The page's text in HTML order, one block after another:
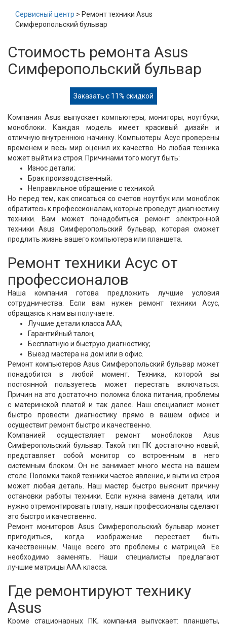
Сервисный центр > Ремонт техники Asus
Симферопольский бульвар
Стоимость ремонта Asus
Симферопольский бульвар
Заказать с 11% скидкой
Компания Asus выпускает компьютеры, мониторы, ноутбуки,
моноблоки. Каждая модель имеет красивый дизайн и
отличную внутреннюю начинку. Компьютеры Асус проверены
временем и весь мир оценил их качество. Но любая техника
может выйти из строя. Причинами того могут быть:
Износ детали;
Брак производственный;
Неправильное обращение с техникой.
Но перед тем, как списаться со счетов ноутбук или моноблок
обратитесь к профессионалам, которые проведут диагностику
техники. Вам может понадобиться ремонт электронной
техники Asus Симферопольский бульвар, которая сможет
продлить жизнь вашего компьютера или планшета.
Ремонт техники Асус от
профессионалов
Наша компания готова предложить лучшие условия
сотрудничества. Если вам нужен ремонт техники Асус,
обращаясь к нам вы получаете:
Лучшие детали класса ААА;
Гарантийный талон;
Бесплатную и быструю диагностику;
Выезд мастера на дом или в офис.
Ремонт компьютеров Asus Симферопольский бульвар может
понадобится в любой момент. Техника, которой вы
постоянной пользуетесь может перестать включаться.
Причин на это достаточно: поломка блока питания, проблемы
с материнской платой и так далее. Наш специалист может
быстро провести диагностику прямо в вашем офисе и
осуществит ремонт быстро и качественно.
Компанией осуществляет ремонт моноблоков Asus
Симферопольский бульвар. Такой тип ПК достаточно новый,
представляет собой монитор со встроенным в него
системным блоком. Он не занимает много места на вашем
столе. Поломки такой техники частое явление, и выти из строя
может любая деталь. Наш мастер быстро выяснит причину
остановки работы техники. Если нужна замена детали, или
нужно отремонтировать плату, наши профессионалы сделают
это быстро и качественно.
Ремонт мониторов Asus Симферопольский бульвар может
пригодиться, когда изображение перестает быть
качественным. Чаще всего это проблемы с матрицей. Ее
необходимо заменять. Наши специалисты предлагают
лучшие матрицы ААА класса.
Где ремонтируют технику
Asus
Кроме стационарных ПК, компания выпускает: планшеты,